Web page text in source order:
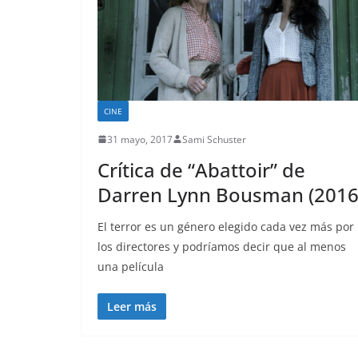
CINE
31 mayo, 2017 Sami Schuster
Crítica de “Abattoir” de
Darren Lynn Bousman
El terror es un género elegido cada vez más por
los directores y podríamos decir que al menos
una película
Leer más